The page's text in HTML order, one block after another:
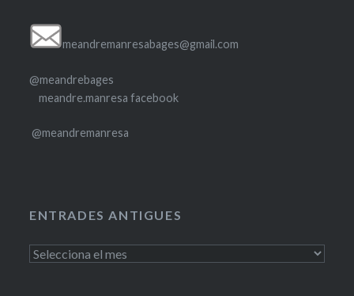
meandremanresabages@gmail.com
@meandrebages
meandre.manresa facebook
@meandremanresa
ENTRADES ANTIGUES
Entrades